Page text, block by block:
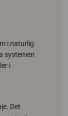
i naturlig
systemen
i
Det